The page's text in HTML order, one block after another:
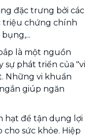
đặc trưng bởi các
triệu chứng chính
là một nguồn
sự phát triển của "vi
Những vi khuẩn
giúp ngăn
hạt để tận dụng lợi
sức khỏe. Hiệp